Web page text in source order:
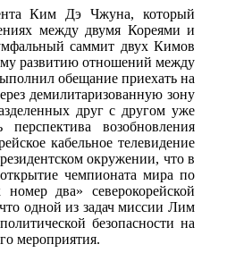
Ким Дэ Чжуна, который
между двумя Кореями и
саммит двух Кимов
развитию отношений между
обещание приехать на
демилитаризованную зону
друг с другом уже
возобновления
кабельное телевидение
окружении, что в
чемпионата мира по
два» северокорейской
одной из задач миссии Лим
безопасности на
мероприятия.